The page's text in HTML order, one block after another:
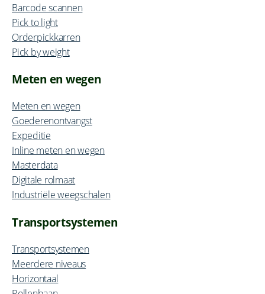
Barcode scannen
Pick to light
Orderpickkarren
Pick by weight
Meten en wegen
Meten en wegen
Goederenontvangst
Expeditie
Inline meten en wegen
Masterdata
Digitale rolmaat
Industriële weegschalen
Transportsystemen
Transportsystemen
Meerdere niveaus
Horizontaal